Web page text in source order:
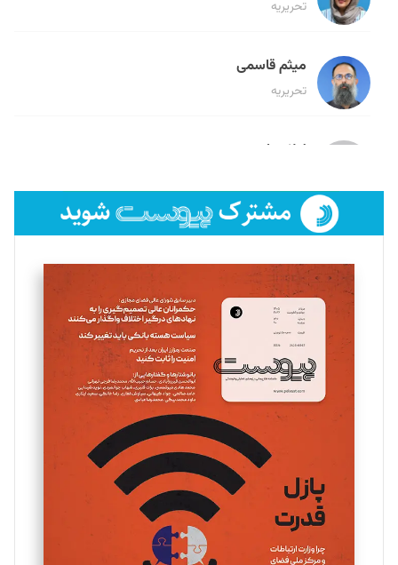
تحریریه
میثم قاسمی
تحریریه
لیلا حنارود
فائزه فتحی رستمی
تحریریه
سروش کرمیان
تحریریه
مینا پاکدل
یسنا امان‌پور
تحریریه